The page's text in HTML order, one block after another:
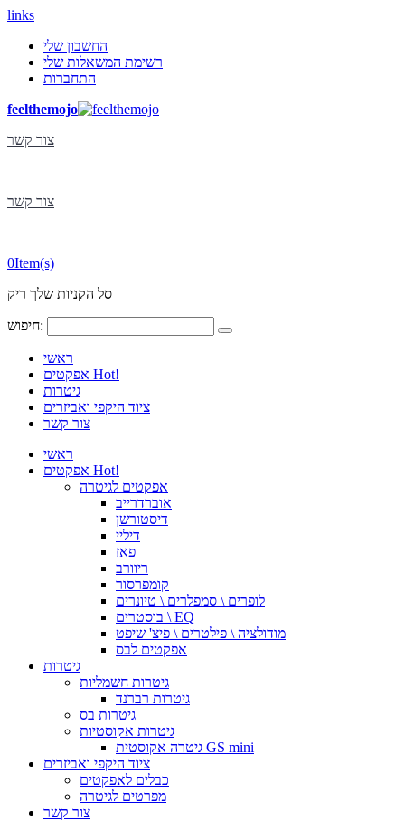
links
החשבון שלי
רשימת המשאלות שלי
התחברות
feelthemojo
צור קשר
צור קשר
0Item(s)
סל הקניות שלך ריק
חיפוש:
ראשי
Hot!
גיטרות
ציוד היקפי ואביזרים
צור קשר
ראשי
Hot!
אפקטים לגיטרה
אוברדרייב
דיסטורשן
דיליי
פאז
ריוורב
קומפרסור
לופרים \ סמפלרים \ טיונרים
בוסטרים \ EQ
מודולציה \ פילטרים \ פיצ' שיפט
אפקטים לבס
גיטרות
גיטרות חשמליות
גיטרות רברנד
גיטרות בס
גיטרות אקוסטיות
גיטרה אקוסטית GS mini
ציוד היקפי ואביזרים
כבלים לאפקטים
מפרטים לגיטרה
צור קשר